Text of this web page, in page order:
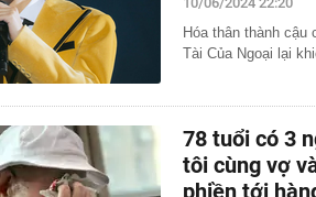
Hóa thân thành
Tài Của Ngoại lại
78 tuổi có 3
tôi cùng vợ
phiền tới